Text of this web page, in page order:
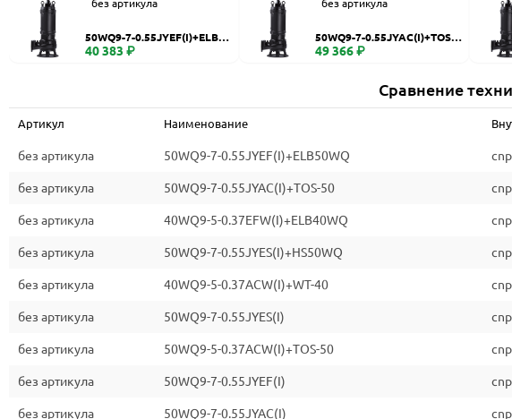
без артикула
50WQ9-7-0.55JYEF(I)+ELB50
WQ
40 383 ₽
без артикула
50WQ9-7-0.55JYAC(I)+TOS-5
0
49 366 ₽
Сравнение
Артикул Наименование
без артикула 50WQ9-7-0.55JYEF(I)+ELB50WQ
без артикула 50WQ9-7-0.55JYAC(I)+TOS-50
без артикула 40WQ9-5-0.37EFW(I)+ELB40WQ
без артикула 50WQ9-7-0.55JYES(I)+HS50WQ
без артикула 40WQ9-5-0.37ACW(I)+WT-40
без артикула 50WQ9-7-0.55JYES(I)
без артикула 50WQ9-5-0.37ACW(I)+TOS-50
без артикула 50WQ9-7-0.55JYEF(I)
без артикула 50WQ9-7-0.55JYAC(I)